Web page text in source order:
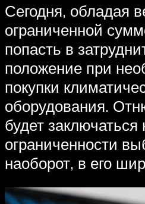
Сегодня, обладая
ограниченной
попасть в
положение при
покупки
оборудования.
будет заключаться
ограниченности
наоборот, в его